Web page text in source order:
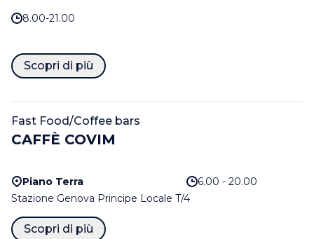
8.00-21.00
Scopri di più
Fast Food/Coffee bars
CAFFÈ COVIM
Piano Terra
6.00 - 20.00
Stazione Genova Principe Locale T/4
Scopri di più